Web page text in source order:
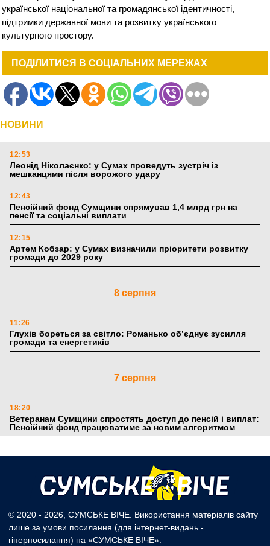
української національної та громадянської ідентичності,
підтримки державної мови та розвитку українського
культурного простору.
ПОДІЛИТИСЯ В СОЦІАЛЬНИХ МЕРЕЖАХ
НОВИНИ
12:53
Леонід Ніколаєнко: у Сумах проведуть зустріч із
мешканцями після ворожого удару
12:43
Пенсійний фонд Сумщини спрямував 1,4 млрд грн на
пенсії та соціальні виплати
12:15
Артем Кобзар: у Сумах визначили пріоритети розвитку
громади до 2029 року
8 серпня
11:26
Глухів бореться за світло: Романько об’єднує зусилля
громади та енергетиків
7 серпня
18:20
Ветеранам Сумщини спростять доступ до пенсій і виплат:
Пенсійний фонд працюватиме за новим алгоритмом
6 серпня
Сумщини розпочав оформлення «Пакунка школяра»
© 2020 - 2026, СУМСЬКЕ ВІЧЕ. Використання матеріалів сайту
лише за умови посилання (для інтернет-видань -
гіперпосилання) на «СУМСЬКЕ ВІЧЕ».